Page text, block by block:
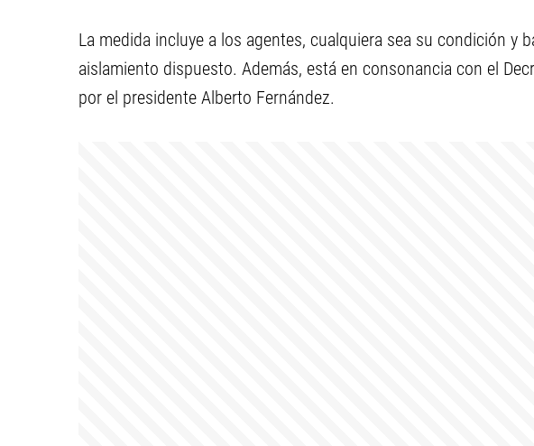
La medida incluye a los agentes, cualquiera sea su condición y
aislamiento dispuesto. Además, está en consonancia con el
por el presidente Alberto Fernández.